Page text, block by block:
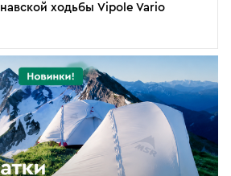
ходьбы Vipole Vario